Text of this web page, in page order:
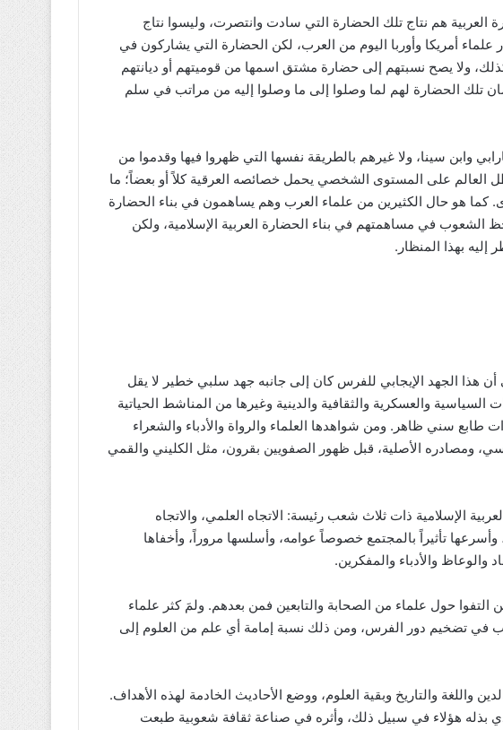
هم نتاج تلك الحضارة التي سادت وانتصرت، وليسوا نتاج
أمريكا وأوربا اليوم من العرب، لكن الحضارة التي يشاركون في
ولا يصح نسبتهم إلى حضارة مشتق اسمها من قوميتهم أو ديانتهم
تلك الحضارة لهم لما وصلوا إلى ما وصلوا إليه من مراتب في سلم
وابن سينا، ولا غيرهم بالطريقة نفسها التي ظهروا فيها وقدموا من
العالم على المستوى الشخصي يحمل خصائصه العرقية كلاً أو بعضاً؛ ما
هو حال الكثيرين من علماء العرب وهم يساهمون في بناء الحضارة
الشعوب في مساهمتهم في بناء الحضارة العربية الإسلامية، ولكن
بهذا المنظار.
هذا الجهد الإيجابي للفرس كان إلى جانبه جهد سلبي خطير لا يقل
السياسية والعسكرية والثقافية والدينية وغيرها من المناشط الحياتية
طابع سني ظاهر. ومن شواهدها العلماء والرواة والأدباء والشعراء
ومصادره الأصلية، قبل ظهور الصفويين بقرون، مثل الكليني والقمي
الإسلامية ذات ثلاث شعب رئيسة: الاتجاه العلمي، والاتجاه
وأسرعها تأثيراً بالمجتمع خصوصاً عوامه، وأسلسها مروراً، وأخفاها
والوعاظ والأدباء والمفكرين.
التفوا حول علماء من الصحابة والتابعين فمن بعدهم. ولمَ كثر علماء
في تضخيم دور الفرس، ومن ذلك نسبة إمامة أي علم من العلوم إلى
واللغة والتاريخ وبقية العلوم، ووضع الأحاديث الخادمة لهذه الأهداف.
بذله هؤلاء في سبيل ذلك، وأثره في صناعة ثقافة شعوبية طبعت